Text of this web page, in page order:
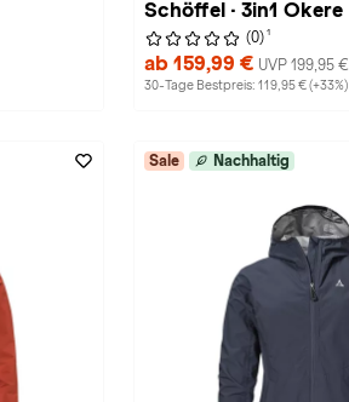
Schöffel · 3in1 Okere
(0) 1
ab 159,99 € UVP 199,95 €
30-Tage Bestpreis: 119,95 € (+33%)
Sale Nachhaltig